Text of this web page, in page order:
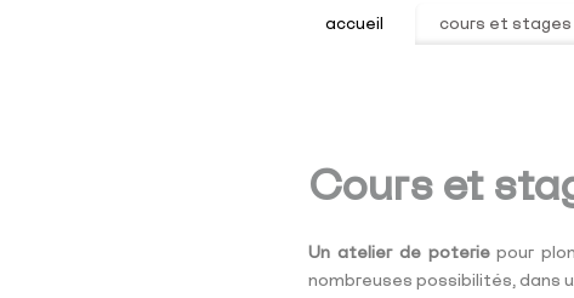
accueil cours et stages
Cours et
Un atelier de poteriepour
nombreuses possibilités, dans